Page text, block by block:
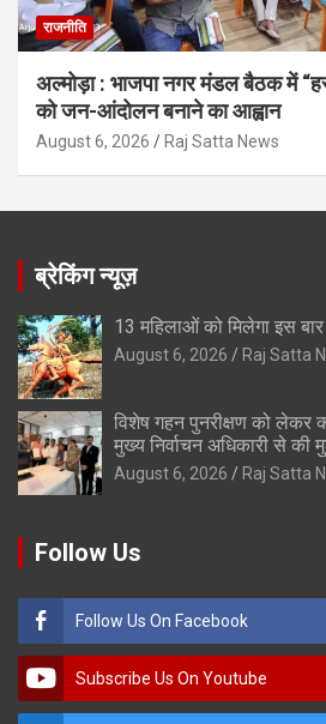
राजनीति
अल्मोड़ा : भाजपा नगर मंडल बैठक में
को जन-आंदोलन बनाने का आह्वान
August 6, 2026 Raj Satta News
ब्रेकिंग न्यूज़
13 महिलाओं को मिलेगा इस
August 6, 2026 Raj Satta
विशेष गहन पुनरीक्षण को लेकर
मुख्य निर्वाचन अधिकारी से की
August 6, 2026 Raj Satta
Follow Us
Follow Us On Facebook
Subscribe Us On Youtube